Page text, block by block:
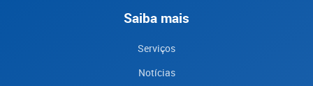
Saiba mais
Serviços
Notícias